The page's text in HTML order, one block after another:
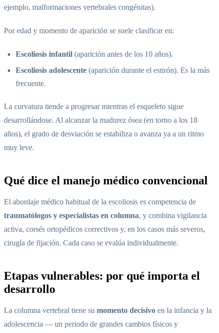
ejemplo, malformaciones vertebrales congénitas).
Por edad y momento de aparición se suele clasificar en:
Escoliosis infantil (aparición antes de los 10 años).
Escoliosis adolescente (aparición durante el estirón). Es la más
frecuente.
La curvatura tiende a progresar mientras el esqueleto sigue
desarrollándose. Al alcanzar la madurez ósea (en torno a los 18
años), el grado de desviación se estabiliza o avanza ya a un ritmo
muy leve.
Qué dice el manejo médico convencional
El abordaje médico habitual de la escoliosis es competencia de
traumatólogos y especialistas en columna, y combina vigilancia
activa, corsés ortopédicos correctivos y, en los casos más severos,
cirugía de fijación. Cada caso se evalúa individualmente.
Etapas vulnerables: por qué importa el
desarrollo
La columna vertebral tiene su momento decisivo en la infancia y la
adolescencia — un periodo de grandes cambios físicos y